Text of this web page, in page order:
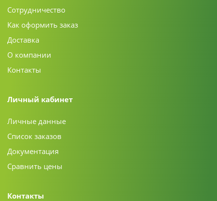
Сотрудничество
Как оформить заказ
Доставка
О компании
Контакты
Личный кабинет
Личные данные
Список заказов
Документация
Сравнить цены
Контакты